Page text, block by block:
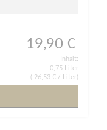
19,90 €
Inhalt:
0,75 Liter
26,53 € / Liter)